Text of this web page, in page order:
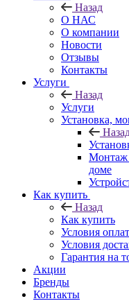
Назад
О НАС
О компании
Новости
Отзывы
Контакты
Услуги
Назад
Услуги
Установка,
Монтаж
доме
Как купить
Назад
Как купить
Условия
Условия
Гарантия на
Акции
Бренды
Контакты